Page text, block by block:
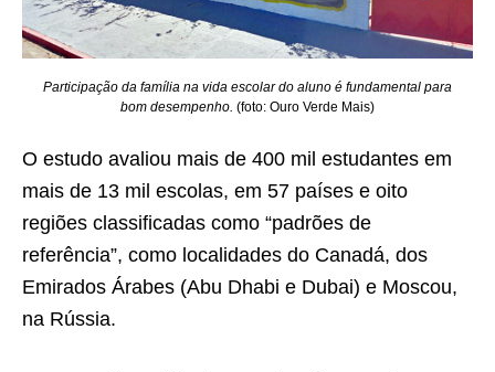
Participação da família na vida escolar do aluno é fundamental para
bom desempenho. (foto: Ouro Verde Mais)
O estudo avaliou mais de 400 mil estudantes em
mais de 13 mil escolas, em 57 países e oito
regiões classificadas como “padrões de
referência”, como localidades do Canadá, dos
Emirados Árabes (Abu Dhabi e Dubai) e Moscou,
na Rússia.